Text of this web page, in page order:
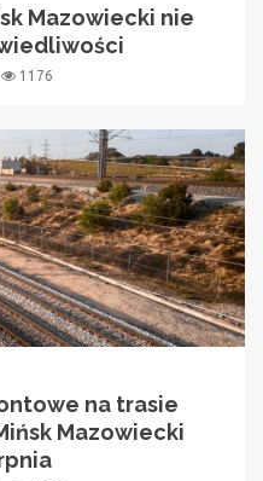
Mazowiecki nie
1176
na trasie
Mazowiecki